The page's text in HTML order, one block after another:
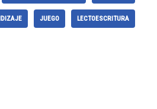
JUEGO LECTOESCRITURA